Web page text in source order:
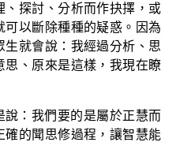
探討、分析而作抉擇，或
以斷除種種的疑惑。因為
就會說：我經過分析、思
、原來是這樣，我現在瞭
：我們要的是屬於正慧而
的聞思修過程，讓智慧能